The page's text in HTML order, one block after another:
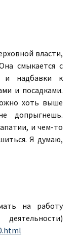
власти,
смыкается с
и надбавки к
и посадками.
хоть выше
допрыгнешь.
и чем-то
Я думаю,
на работу